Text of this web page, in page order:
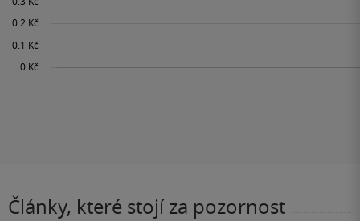
Články, které stojí za pozornost